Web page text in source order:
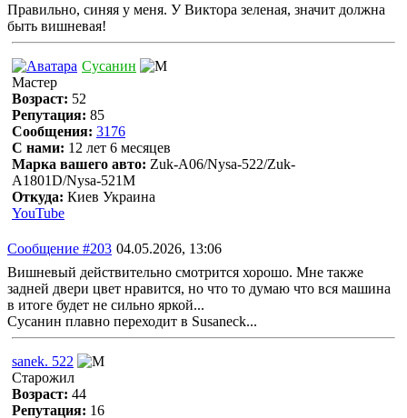
Правильно, синяя у меня. У Виктора зеленая, значит должна
быть вишневая!
Сусанин
Мастер
Возраст: 52
Репутация: 85
Сообщения: 3176
С нами: 12 лет 6 месяцев
Марка вашего авто: Zuk-A06/Nysa-522/Zuk-
A1801D/Nysa-521M
Откуда: Киев Украина
YouTube
Сообщение #203 04.05.2026, 13:06
Вишневый действительно смотрится хорошо. Мне также
задней двери цвет нравится, но что то думаю что вся машина
в итоге будет не сильно яркой...
Сусанин плавно переходит в Susaneck...
sanek. 522
Старожил
Возраст: 44
Репутация: 16